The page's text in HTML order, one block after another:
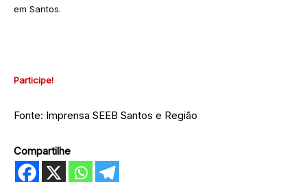
em Santos.
Participe!
Fonte: Imprensa SEEB Santos e Região
Compartilhe